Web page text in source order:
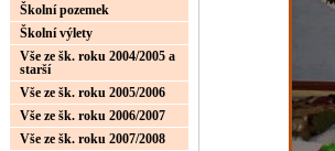
Školní pozemek
Školní výlety
Vše ze šk. roku 2004/2005 a
starší
Vše ze šk. roku 2005/2006
Vše ze šk. roku 2006/2007
Vše ze šk. roku 2007/2008